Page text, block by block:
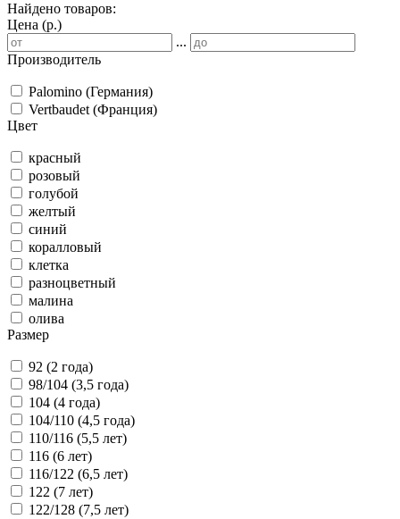
Найдено товаров:
Цена (р.)
...
Производитель
Palomino (Германия)
Vertbaudet (Франция)
Цвет
красный
розовый
голубой
желтый
синий
коралловый
клетка
разноцветный
малина
олива
Размер
92 (2 года)
98/104 (3,5 года)
104 (4 года)
104/110 (4,5 года)
110/116 (5,5 лет)
116 (6 лет)
116/122 (6,5 лет)
122 (7 лет)
122/128 (7,5 лет)